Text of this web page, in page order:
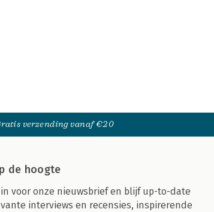
verzending vanaf €20
de hoogte
voor onze nieuwsbrief en blijf up-to-date
interviews en recensies, inspirerende